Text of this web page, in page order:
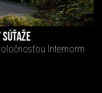
Internorm